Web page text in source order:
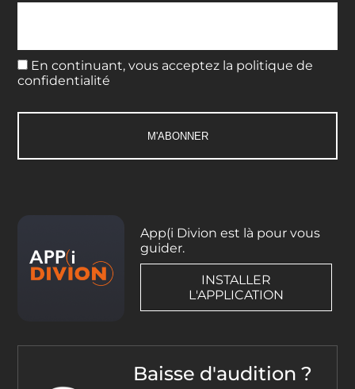
En continuant, vous acceptez la politique de
confidentialité
App(i Divion est là pour vous
guider.
INSTALLER
L'APPLICATION
Baisse d'audition ?